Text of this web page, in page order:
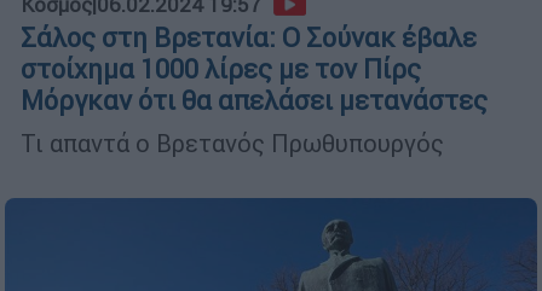
Σάλος στη Βρετανία: Ο Σούνακ έβαλε
στοίχημα 1000 λίρες με τον Πίρς
Μόργκαν ότι θα απελάσει μετανάστες
Τι απαντά ο Βρετανός Πρωθυπουργός